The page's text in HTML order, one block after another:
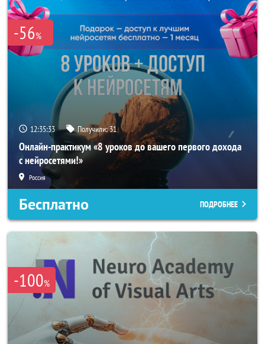
-56%
12:35:31 Получили:31
Онлайн-практикум «8 уроков до вашего первого дохода
с нейросетями!»
Россия
Бесплатно ПОДРОБНЕЕ
-100%